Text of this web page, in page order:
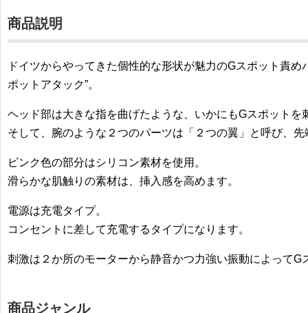
商品説明
ドイツからやってきた個性的な形状が魅力のGスポット責
ポットアタック”。
ヘッド部は大きな指を曲げたような、いかにもGスポットを
そして、腕のような２つのパーツは「２つの翼」と呼び、
ピンク色の部分はシリコン素材を使用。
滑らかな肌触りの素材は、挿入感を高めます。
電源は充電タイプ。
コンセントに差して充電するタイプになります。
刺激は２か所のモーターから静音かつ力強い振動によって
商品ジャンル